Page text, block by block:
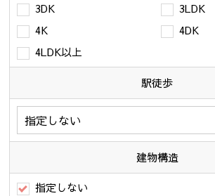
3DK
3LDK
4K
4DK
4LDK以上
駅徒歩
建物構造
指定しない